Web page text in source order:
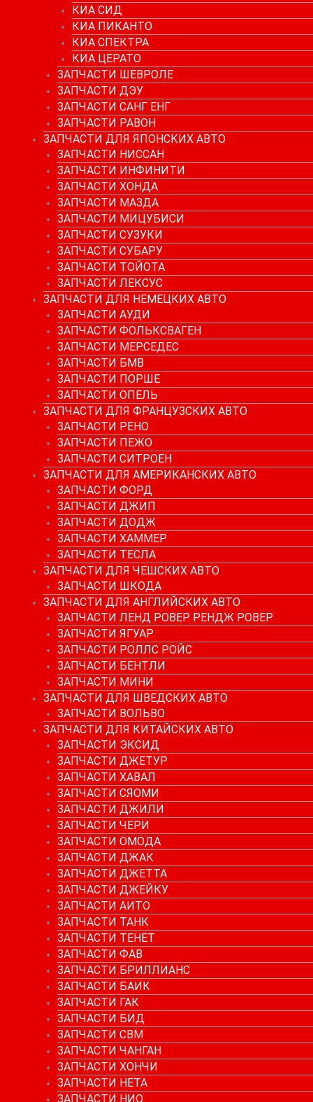
КИА СИД
КИА ПИКАНТО
КИА СПЕКТРА
КИА ЦЕРАТО
ЗАПЧАСТИ ШЕВРОЛЕ
ЗАПЧАСТИ ДЭУ
ЗАПЧАСТИ САНГ ЕНГ
ЗАПЧАСТИ РАВОН
ЗАПЧАСТИ ДЛЯ ЯПОНСКИХ АВТО
ЗАПЧАСТИ НИССАН
ЗАПЧАСТИ ИНФИНИТИ
ЗАПЧАСТИ ХОНДА
ЗАПЧАСТИ МАЗДА
ЗАПЧАСТИ МИЦУБИСИ
ЗАПЧАСТИ СУЗУКИ
ЗАПЧАСТИ СУБАРУ
ЗАПЧАСТИ ТОЙОТА
ЗАПЧАСТИ ЛЕКСУС
ЗАПЧАСТИ ДЛЯ НЕМЕЦКИХ АВТО
ЗАПЧАСТИ АУДИ
ЗАПЧАСТИ ФОЛЬКСВАГЕН
ЗАПЧАСТИ МЕРСЕДЕС
ЗАПЧАСТИ БМВ
ЗАПЧАСТИ ПОРШЕ
ЗАПЧАСТИ ОПЕЛЬ
ЗАПЧАСТИ ДЛЯ ФРАНЦУЗСКИХ АВТО
ЗАПЧАСТИ РЕНО
ЗАПЧАСТИ ПЕЖО
ЗАПЧАСТИ СИТРОЕН
ЗАПЧАСТИ ДЛЯ АМЕРИКАНСКИХ АВТО
ЗАПЧАСТИ ФОРД
ЗАПЧАСТИ ДЖИП
ЗАПЧАСТИ ДОДЖ
ЗАПЧАСТИ ХАММЕР
ЗАПЧАСТИ ТЕСЛА
ЗАПЧАСТИ ДЛЯ ЧЕШСКИХ АВТО
ЗАПЧАСТИ ШКОДА
ЗАПЧАСТИ ДЛЯ АНГЛИЙСКИХ АВТО
ЗАПЧАСТИ ЛЕНД РОВЕР РЕНДЖ РОВЕР
ЗАПЧАСТИ ЯГУАР
ЗАПЧАСТИ РОЛЛС РОЙС
ЗАПЧАСТИ БЕНТЛИ
ЗАПЧАСТИ МИНИ
ЗАПЧАСТИ ДЛЯ ШВЕДСКИХ АВТО
ЗАПЧАСТИ ВОЛЬВО
ЗАПЧАСТИ ДЛЯ КИТАЙСКИХ АВТО
ЗАПЧАСТИ ЭКСИД
ЗАПЧАСТИ ДЖЕТУР
ЗАПЧАСТИ ХАВАЛ
ЗАПЧАСТИ СЯОМИ
ЗАПЧАСТИ ДЖИЛИ
ЗАПЧАСТИ ЧЕРИ
ЗАПЧАСТИ ОМОДА
ЗАПЧАСТИ ДЖАК
ЗАПЧАСТИ ДЖЕТТА
ЗАПЧАСТИ ДЖЕЙКУ
ЗАПЧАСТИ АИТО
ЗАПЧАСТИ ТАНК
ЗАПЧАСТИ ТЕНЕТ
ЗАПЧАСТИ ФАВ
ЗАПЧАСТИ БРИЛЛИАНС
ЗАПЧАСТИ БАИК
ЗАПЧАСТИ ГАК
ЗАПЧАСТИ БИД
ЗАПЧАСТИ СВМ
ЗАПЧАСТИ ЧАНГАН
ЗАПЧАСТИ ХОНЧИ
ЗАПЧАСТИ НЕТА
ЗАПЧАСТИ НИО